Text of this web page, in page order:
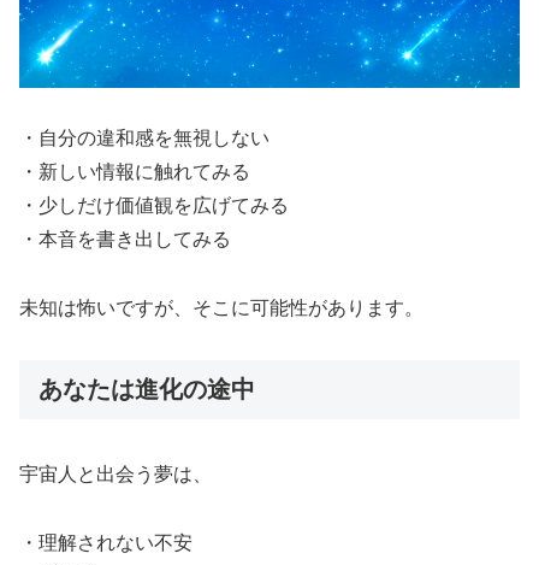
・自分の違和感を無視しない
・新しい情報に触れてみる
・少しだけ価値観を広げてみる
・本音を書き出してみる
未知は怖いですが、そこに可能性があります。
あなたは進化の途中
宇宙人と出会う夢は、
・理解されない不安